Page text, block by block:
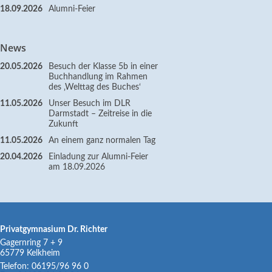
18.09.2026 Alumni-Feier
News
20.05.2026
Besuch der Klasse 5b in einer
Buchhandlung im Rahmen
des ‚Welttag des Buches‘
11.05.2026
Unser Besuch im DLR
Darmstadt – Zeitreise in die
Zukunft
11.05.2026
An einem ganz normalen Tag
20.04.2026
Einladung zur Alumni-Feier
am 18.09.2026
Privatgymnasium Dr. Richter
Gagernring 7 + 9
65779 Kelkheim
Telefon: 06195/96 96 0